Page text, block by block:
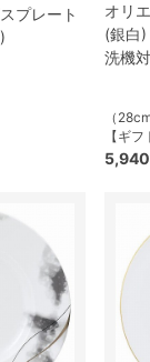
プレート
オリ
(銀白
洗機
（
【ギフ